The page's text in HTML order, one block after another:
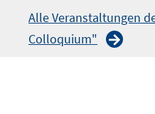
Alle Veranstaltungen
Colloquium"